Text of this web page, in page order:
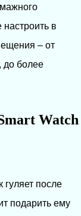
в
– от
до более
Watch
после
подарить ему